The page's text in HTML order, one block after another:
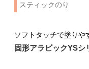
スティックのり
ソフトタッチで塗りや
固形アラビックYSシ